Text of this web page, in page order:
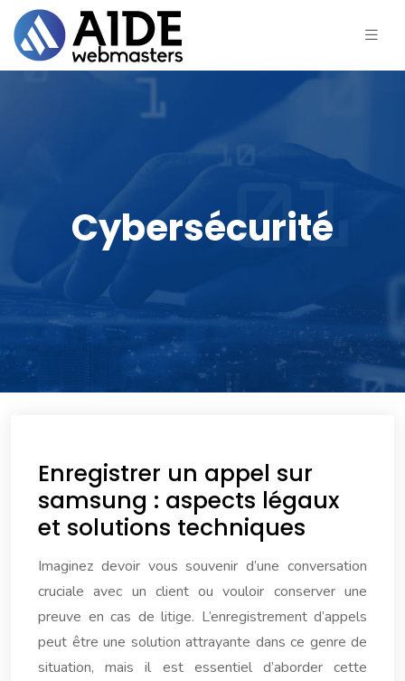
Cybersécurité
Enregistrer un appel sur
samsung : aspects légaux
et solutions techniques
Imaginez devoir vous souvenir d’une conversation
cruciale avec un client ou vouloir conserver une
preuve en cas de litige. L’enregistrement d’appels
peut être une solution attrayante dans ce genre de
situation, mais il est essentiel d’aborder cette